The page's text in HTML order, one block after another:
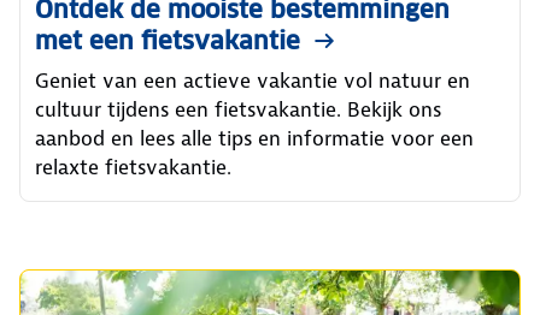
Ontdek de mooiste bestemmingen
met een fietsvakantie
Geniet van een actieve vakantie vol natuur en
cultuur tijdens een fietsvakantie. Bekijk ons
aanbod en lees alle tips en informatie voor een
relaxte fietsvakantie.